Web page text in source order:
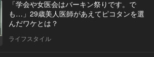
「学会や女医会はバーキン祭りです。で
も…」29歳美人医師があえてピコタンを選
んだワケとは？
ライフスタイル